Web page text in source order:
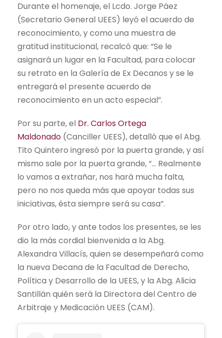
Durante el homenaje, el Lcdo. Jorge Páez
(Secretario General UEES) leyó el acuerdo de
reconocimiento, y como una muestra de
gratitud institucional, recalcó que: “Se le
asignará un lugar en la Facultad, para colocar
su retrato en la Galería de Ex Decanos y se le
entregará el presente acuerdo de
reconocimiento en un acto especial”.
Por su parte, el Dr. Carlos Ortega
Maldonado (Canciller UEES), detalló que el Abg.
Tito Quintero ingresó por la puerta grande, y así
mismo sale por la puerta grande, “… Realmente
lo vamos a extrañar, nos hará mucha falta,
pero no nos queda más que apoyar todas sus
iniciativas, ésta siempre será su casa”.
Por otro lado, y ante todos los presentes, se les
dio la más cordial bienvenida a la Abg.
Alexandra Villacís, quien se desempeñará como
la nueva Decana de la Facultad de Derecho,
Política y Desarrollo de la UEES, y la Abg. Alicia
Santillán quién será la Directora del Centro de
Arbitraje y Medicación UEES (CAM).